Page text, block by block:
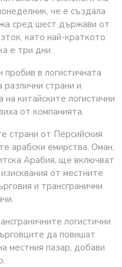
че е създала
сред шест държави от
като най-краткото
е три дни.
в логистичната
различни страни и
китайските логистични
от компанията.
страни от Персийския
арабски емирства, Оман,
Арабия, ще включват
от местните
и трансгранични
логистични
да повишат
местния пазар, добави